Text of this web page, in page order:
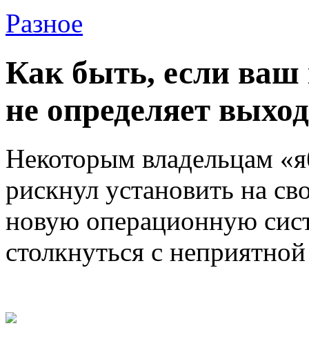
Разное
Как быть, если ваш
не определяет
Некоторым владельцам
рискнул установить на
новую операционную
столкнуться с